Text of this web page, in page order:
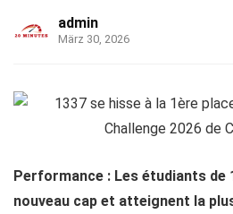
admin
März 30, 2026
Performance : Les étudiants de
nouveau cap et atteignent la